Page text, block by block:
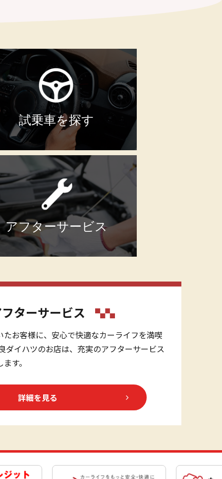
試乗車を探す
アフターサービス
ターサービス
お客様に、安心で快適なカーライフを満喫
ダイハツのお店は、充実のアフターサービス
す。
詳細を見る